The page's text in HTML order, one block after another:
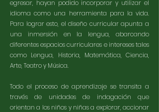
egresar, hayan podido incorporar y utilizar el
idioma como una herramienta para la vida.
Para lograr esto, el diseño curricular apunta a
una inmersión en la lengua, abarcando
diferentes espacios curriculares e intereses tales
como Lengua, Historia, Matemática, Ciencia,
Arte, Teatro y Música.
Todo el proceso de aprendizaje se transita a
través de unidades de indagación que
orientan a los niños y niñas a explorar, accionar